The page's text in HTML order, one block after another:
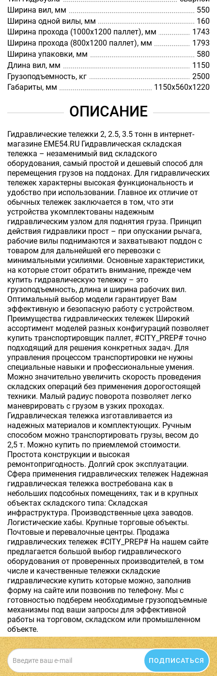
Ширина вил, мм
550
Ширина одной вилы, мм
160
Ширина прохода (1000х1200 паллет), мм
1743
Ширина прохода (800х1200 паллет), мм
1793
Ширина упаковки, мм
580
Длина вил, мм
1150
Грузоподъемность, кг
2500
Габариты, мм
1150х560х1220
ОПИСАНИЕ
Гидравлические тележки 2, 2.5, 3.5 тонн в интернет-
магазине EME54.RU Гидравлическая складская
тележка – незаменимый вид складского
оборудования, самый простой и дешевый способ для
перемещения грузов на поддонах. Для гидравлических
тележек характерны высокая функциональность и
удобство при использовании. Главное их отличие от
обычных тележек заключается в том, что эти
устройства укомплектованы надежным
гидравлическим узлом для поднятия груза. Принцип
действия гидравлики прост – при опускании рычага,
рабочие вилы поднимаются и захватывают поддон с
товаром для дальнейшей его перевозки с
минимальными усилиями. Основные характеристики,
на которые стоит обратить внимание, прежде чем
купить гидравлическую тележку – это
грузоподъемность, длина и ширина рабочих вил.
Оптимальный выбор модели гарантирует Вам
эффективную и безопасную работу с устройством.
Преимущества гидравлических тележек Широкий
ассортимент моделей разных конфигураций позволяет
купить транспортировщик паллет, #CITY_PREP# точно
подходящий для решения конкретных задач. Для
управления процессом транспортировки не нужны
специальные навыки и профессиональные умения.
Можно значительно увеличить скорость проведения
складских операций без применения дорогостоящей
техники. Малый радиус поворота позволяет легко
маневрировать с грузом в узких проходах.
Гидравлическая тележка изготавливается из
надежных материалов и комплектующих. Ручным
способом можно транспортировать грузы, весом до
2,5 т. Можно купить по приемлемой стоимости.
Простота конструкции и высокая
ремонтопригодность. Долгий срок эксплуатации.
Сфера применения гидравлических тележек Надежная
гидравлическая тележка востребована как в
небольших подсобных помещениях, так и в крупных
объектах складского типа: Складская
инфраструктура. Производственные цеха заводов.
Логистические хабы. Крупные торговые объекты.
Почтовые и перевалочные центры. Продажа
гидравлических тележек #CITY_PREP# На нашем сайте
предлагается большой выбор гидравлического
оборудования от проверенных производителей, в том
числе и качественные тележки складские
гидравлические купить которые можно, заполнив
форму на сайте или позвонив по телефону. Мы с
готовностью подберем необходимые грузоподъемные
механизмы под ваши запросы для эффективной
работы на торговом, складском или промышленном
объекте.
ПОДПИСАТЬСЯ